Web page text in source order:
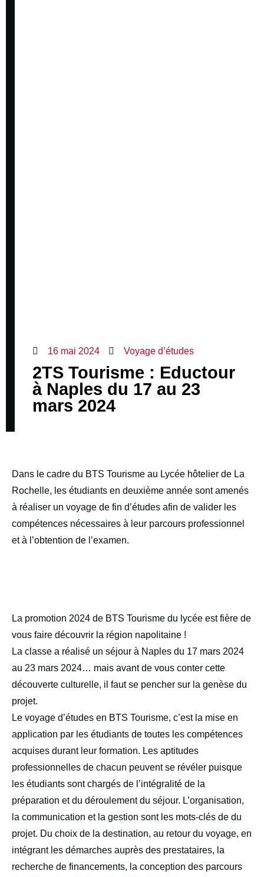
16 mai 2024 Voyage d’études
2TS Tourisme : Eductour
à Naples du 17 au 23
mars 2024
Dans le cadre du BTS Tourisme au Lycée hôtelier de La
Rochelle, les étudiants en deuxième année sont amenés
à réaliser un voyage de fin d’études afin de valider les
compétences nécessaires à leur parcours professionnel
et à l’obtention de l’examen.
La promotion 2024 de BTS Tourisme du lycée est fière de
vous faire découvrir la région napolitaine !
La classe a réalisé un séjour à Naples du 17 mars 2024
au 23 mars 2024… mais avant de vous conter cette
découverte culturelle, il faut se pencher sur la genèse du
projet.
Le voyage d’études en BTS Tourisme, c’est la mise en
application par les étudiants de toutes les compétences
acquises durant leur formation. Les aptitudes
professionnelles de chacun peuvent se révéler puisque
les étudiants sont chargés de l’intégralité de la
préparation et du déroulement du séjour. L’organisation,
la communication et la gestion sont les mots-clés de du
projet. Du choix de la destination, au retour du voyage, en
intégrant les démarches auprès des prestataires, la
recherche de financements, la conception des parcours